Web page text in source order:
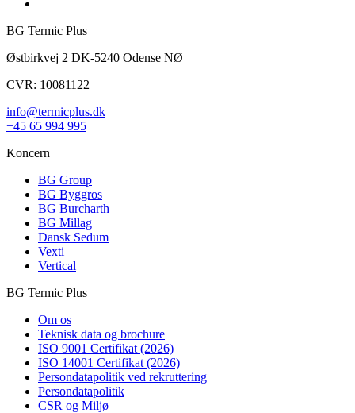
BG Termic Plus
Østbirkvej 2 DK-5240 Odense NØ
CVR: 10081122
info@termicplus.dk
+45 65 994 995
Koncern
BG Group
BG Byggros
BG Burcharth
BG Millag
Dansk Sedum
Vexti
Vertical
BG Termic Plus
Om os
Teknisk data og brochure
ISO 9001 Certifikat (2026)
ISO 14001 Certifikat (2026)
Persondatapolitik ved rekruttering
Persondatapolitik
CSR og Miljø